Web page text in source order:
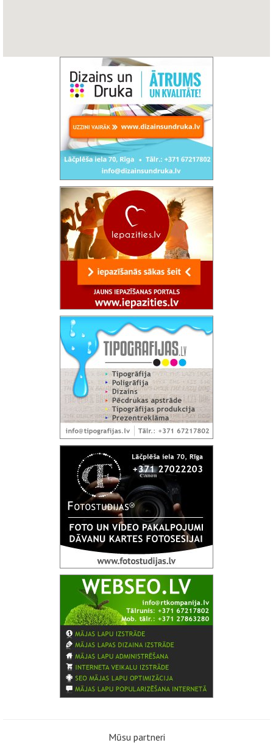
Mūsu partneri